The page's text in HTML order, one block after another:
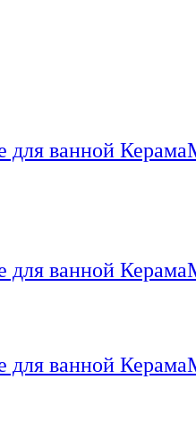
для ванной
для ванной
для ванной